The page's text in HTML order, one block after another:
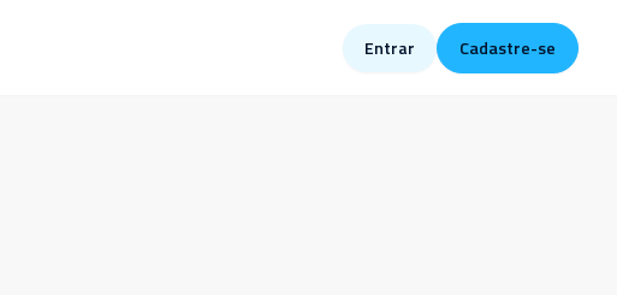
Entrar Cadastre-se